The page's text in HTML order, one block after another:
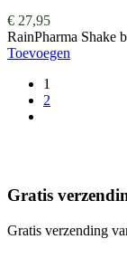
€ 27,95
RainPharma Shake
Toevoegen
1
2
Gratis
Gratis verzending